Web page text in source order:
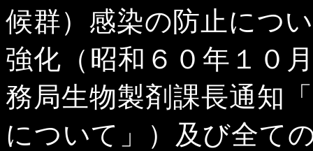
候群）感染の防止につ
強化（昭和６０年１０
務局生物製剤課長通知
について」）及び全て